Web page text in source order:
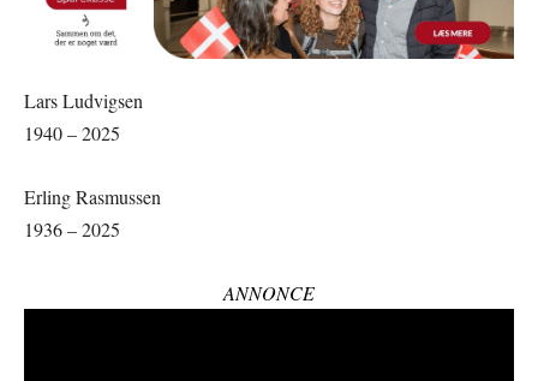
Lars Ludvigsen
1940 – 2025
Erling Rasmussen
1936 – 2025
ANNONCE